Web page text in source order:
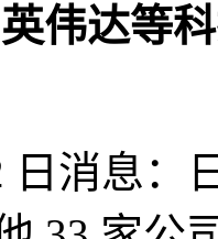
伟达等
日消息：